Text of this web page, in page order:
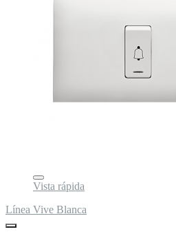
Vista rápida
Línea Vive Blanca